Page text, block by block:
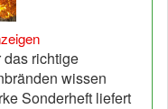
richtige
wissen
Sonderheft liefert